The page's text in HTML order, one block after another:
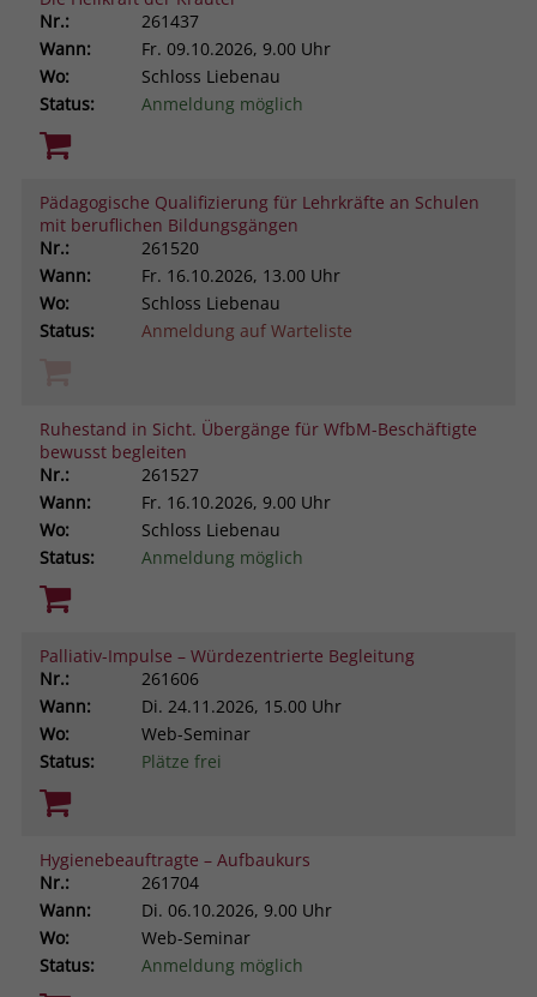
Nr.:
261437
Wann:
Fr. 09.10.2026, 9.00 Uhr
Wo:
Schloss Liebenau
Status:
Anmeldung möglich
Pädagogische Qualifizierung für Lehrkräfte an Schulen
mit beruflichen Bildungsgängen
Nr.:
261520
Wann:
Fr. 16.10.2026, 13.00 Uhr
Wo:
Schloss Liebenau
Status:
Anmeldung auf Warteliste
Ruhestand in Sicht. Übergänge für WfbM-Beschäftigte
bewusst begleiten
Nr.:
261527
Wann:
Fr. 16.10.2026, 9.00 Uhr
Wo:
Schloss Liebenau
Status:
Anmeldung möglich
Palliativ-Impulse – Würdezentrierte Begleitung
Nr.:
261606
Wann:
Di. 24.11.2026, 15.00 Uhr
Wo:
Web-Seminar
Status:
Plätze frei
Hygienebeauftragte – Aufbaukurs
Nr.:
261704
Wann:
Di. 06.10.2026, 9.00 Uhr
Wo:
Web-Seminar
Status:
Anmeldung möglich